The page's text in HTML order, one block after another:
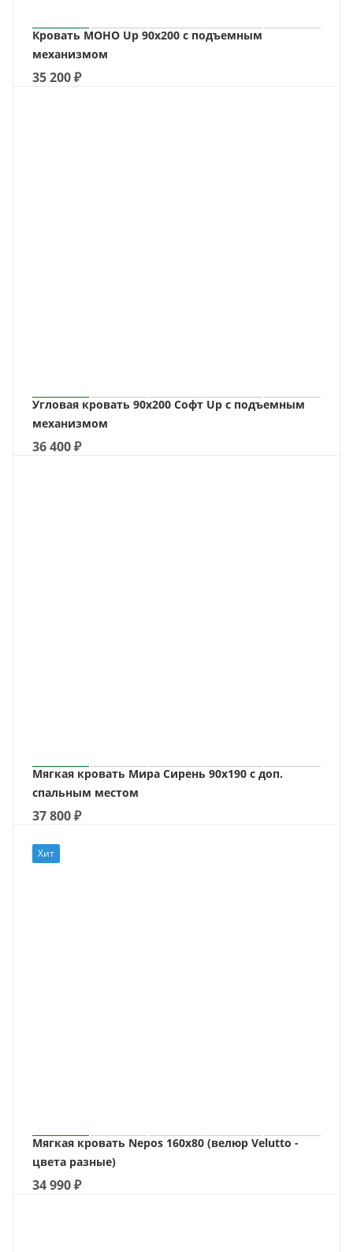
Кровать МОНО Up 90х200 с подъемным
механизмом
35 200₽
Угловая кровать 90х200 Софт Up с подъемным
механизмом
36 400₽
Мягкая кровать Мира Сирень 90х190 с доп.
спальным местом
37 800₽
Хит
Мягкая кровать Nepos 160х80 (велюр Velutto -
цвета разные)
34 990₽